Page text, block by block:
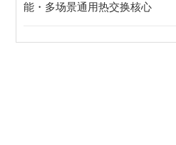
能・多场景通用热交换核心